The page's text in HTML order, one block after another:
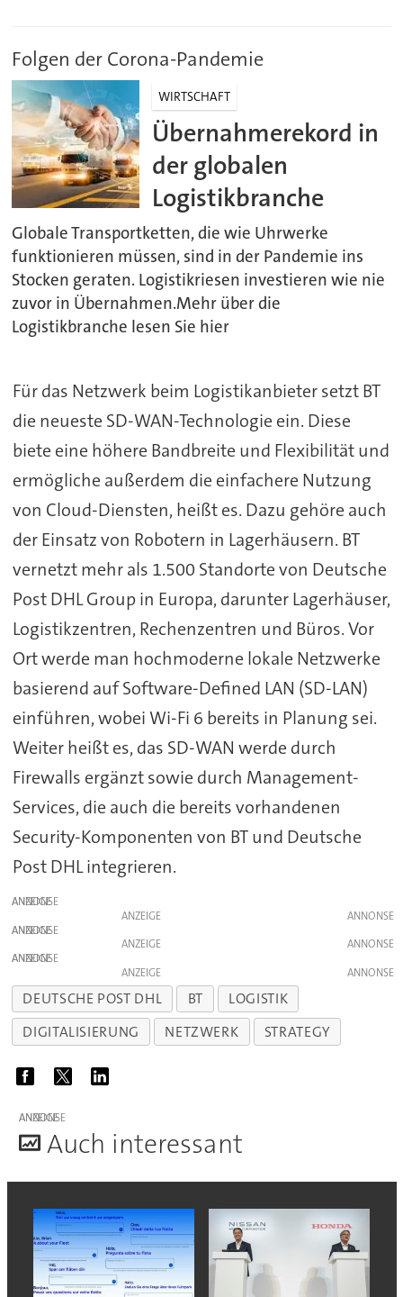
Folgen der Corona-Pandemie
WIRTSCHAFT
Übernahmerekord in
der globalen
Logistikbranche
Globale Transportketten, die wie Uhrwerke
funktionieren müssen, sind in der Pandemie ins
Stocken geraten. Logistikriesen investieren wie nie
zuvor in Übernahmen.Mehr über die
Logistikbranche lesen Sie hier
Für das Netzwerk beim Logistikanbieter setzt BT
die neueste SD-WAN-Technologie ein. Diese
biete eine höhere Bandbreite und Flexibilität und
ermögliche außerdem die einfachere Nutzung
von Cloud-Diensten, heißt es. Dazu gehöre auch
der Einsatz von Robotern in Lagerhäusern. BT
vernetzt mehr als 1.500 Standorte von Deutsche
Post DHL Group in Europa, darunter Lagerhäuser,
Logistikzentren, Rechenzentren und Büros. Vor
Ort werde man hochmoderne lokale Netzwerke
basierend auf Software-Defined LAN (SD-LAN)
einführen, wobei Wi-Fi 6 bereits in Planung sei.
Weiter heißt es, das SD-WAN werde durch
Firewalls ergänzt sowie durch Management-
Services, die auch die bereits vorhandenen
Security-Komponenten von BT und Deutsche
Post DHL integrieren.
ANZEIGE
ANZEIGE
ANZEIGE
ANZEIGE
ANZEIGE
ANZEIGE
DEUTSCHE POST DHL BT
LOGISTIK
DIGITALISIERUNG
NETZWERK STRATEGY
ANZEIGE
Auch interessant